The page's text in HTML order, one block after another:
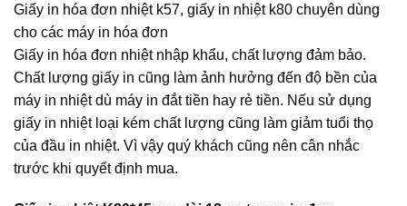
Giấy in hóa đơn nhiệt k57, giấy in nhiệt k80 chuyên dùng
cho các máy in hóa đơn
Giấy in hóa đơn nhiệt nhập khẩu, chất lượng đảm bảo.
Chất lượng giấy in cũng làm ảnh hưởng đến độ bền của
máy in nhiệt dù máy in đắt tiền hay rẻ tiền. Nếu sử dụng
giấy in nhiệt loại kém chất lượng cũng làm giảm tuổi thọ
của đầu in nhiệt. Vì vậy quý khách cũng nên cân nhắc
trước khi quyết định mua.